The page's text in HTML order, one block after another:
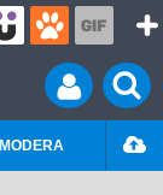
MODERA